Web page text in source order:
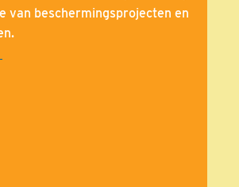
van beschermingsprojecten en